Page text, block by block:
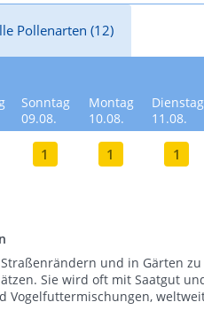
Pollenarten (12)
Sonntag
09.08.
Montag
10.08.
Dienstag
11.08.
1 1 1
und in Gärten
Sie wird oft mit Saatgut
Vogelfuttermischungen,